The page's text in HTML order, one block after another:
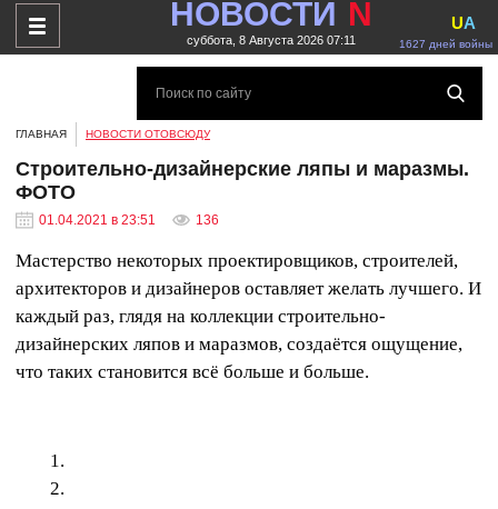
НОВОСТИ N
суббота, 8 Августа 2026 07:11 1627 дней войны
UA
ГЛАВНАЯ НОВОСТИ ОТОВСЮДУ
Строительно-дизайнерские ляпы и маразмы.
ФОТО
01.04.2021 в 23:51 136
Мастерство некоторых проектировщиков, строителей,
архитекторов и дизайнеров оставляет желать лучшего. И
каждый раз, глядя на коллекции строительно-
дизайнерских ляпов и маразмов, создаётся ощущение,
что таких становится всё больше и больше.